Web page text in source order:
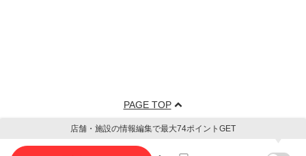
PAGE TOP
店舗・施設の情報編集で最大74ポイントGET